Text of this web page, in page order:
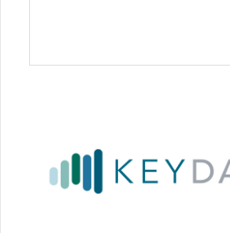
Relation Client →